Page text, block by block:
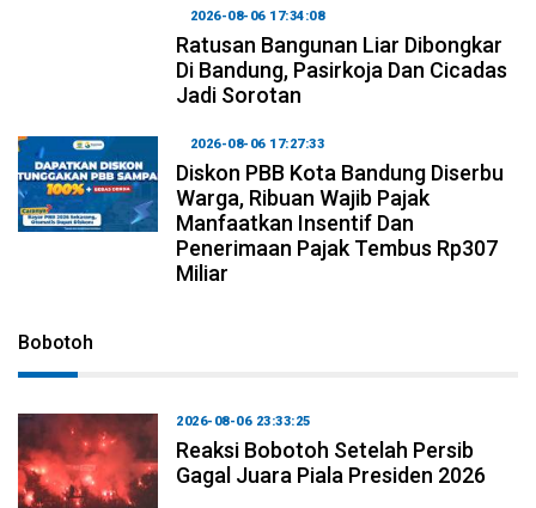
2026-08-06 17:34:08
Ratusan Bangunan Liar Dibongkar
Di Bandung, Pasirkoja Dan Cicadas
Jadi Sorotan
2026-08-06 17:27:33
Diskon PBB Kota Bandung Diserbu
Warga, Ribuan Wajib Pajak
Manfaatkan Insentif Dan
Penerimaan Pajak Tembus Rp307
Miliar
Bobotoh
2026-08-06 23:33:25
Reaksi Bobotoh Setelah Persib
Gagal Juara Piala Presiden 2026